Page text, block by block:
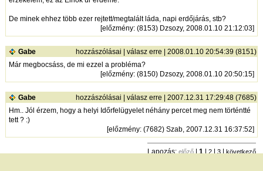
De minek ehhez több ezer rejtett/megtalált láda, napi erdőjárás, stb?
[előzmény: (8153) Dzsozy, 2008.01.10 21:12:03]
Gabe hozzászólásai |válasz erre | 2008.01.10 20:54:39 (8151)
Már megbocsáss, de mi ezzel a probléma?
[előzmény: (8150) Dzsozy, 2008.01.10 20:50:15]
Gabe hozzászólásai |válasz erre | 2007.12.31 17:29:48 (7685)
Hm.. Jól érzem, hogy a helyi Időrfelügyelet néhány percet meg nem történtté
tett ? :)
[előzmény: (7682) Szab, 2007.12.31 16:37:52]
Lapozás:előző |1 | 2 | 3 |következő